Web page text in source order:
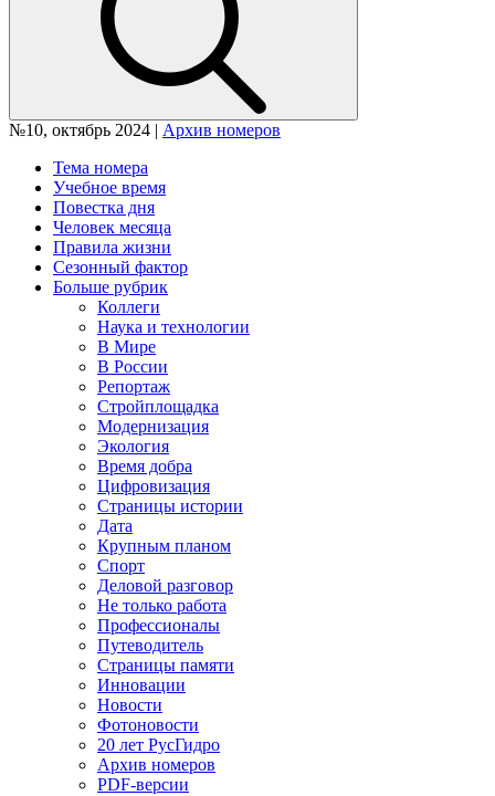
№10, октябрь 2024 | Архив номеров
Тема номера
Учебное время
Повестка дня
Человек месяца
Правила жизни
Сезонный фактор
Больше рубрик
Коллеги
Наука и технологии
В Мире
В России
Репортаж
Стройплощадка
Модернизация
Экология
Время добра
Цифровизация
Страницы истории
Дата
Крупным планом
Спорт
Деловой разговор
Не только работа
Профессионалы
Путеводитель
Страницы памяти
Инновации
Новости
Фотоновости
20 лет РусГидро
Архив номеров
PDF-версии